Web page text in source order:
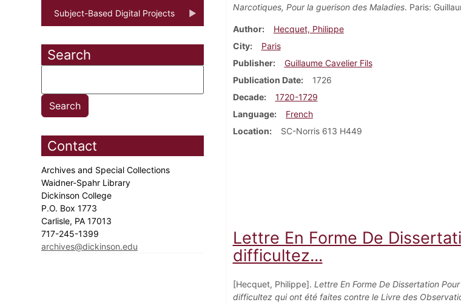
Subject-Based Digital Projects
Search
Contact
Archives and Special Collections
Waidner-Spahr Library
Dickinson College
P.O. Box 1773
Carlisle, PA 17013
717-245-1399
archives@dickinson.edu
Narcotiques, Pour la guerison des Maladies. Paris:
Author
Hecquet, Philippe
City
Paris
Publisher
Guillaume Cavelier Fils
Publication Date
1726
Decade
1720-1729
Language
French
Location
SC-Norris 613 H449
Lettre En Forme De
difficultez...
[Hecquet, Philippe]. Lettre En Forme De Dissertation
difficultez qui ont été faites contre le Livre des